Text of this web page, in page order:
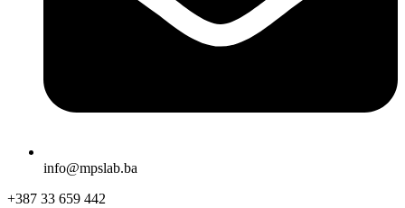
info@mpslab.ba
+387 33 659 442